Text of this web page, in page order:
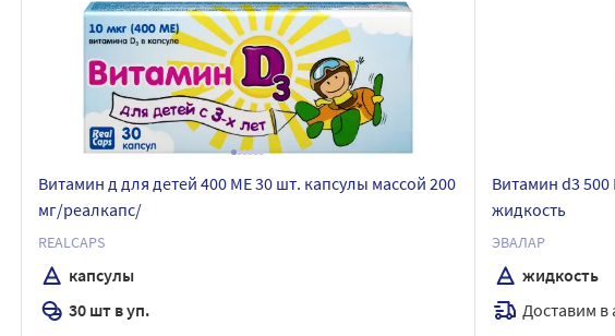
Витамин д для детей 400 МЕ 30 шт. капсулы массой 200
мг/реалкапс/
REALCAPS
капсулы
30 шт в уп.
Витамин d3
жидкость
ЭВАЛАР
жидкость
Доставим в